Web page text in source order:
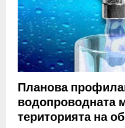
Y
M
N
Планова
водопроводната
територията на